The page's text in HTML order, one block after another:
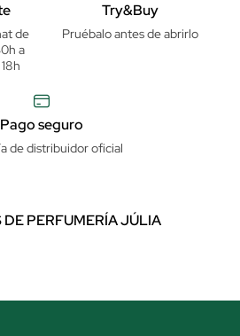
de
a
Try&Buy
Pruébalo antes de abrirlo
Pago seguro
de distribuidor oficial
PERFUMERÍA JÚLIA